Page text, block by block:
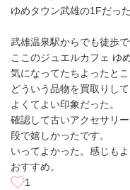
ゆめタウン武雄の1Fだった
武雄温泉駅からでも徒歩
ここのジュエルカフェ ゆ
気になってたちよったとこ
どういう品物を買取りし
よくてよい印象だった。
確認して古いアクセサリ
段で嬉しかったです。
いってよかった。感じも
おすすめ。
1